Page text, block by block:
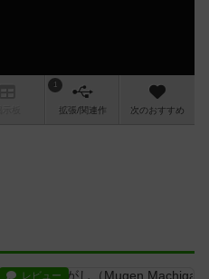
1
拡張/関連作 次のおすすめ
レビュー